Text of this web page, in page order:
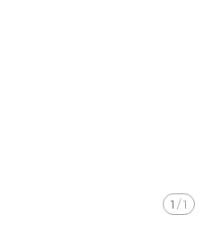
1 /1